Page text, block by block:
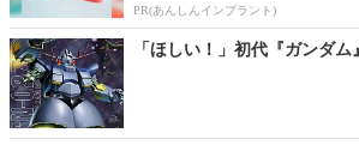
PR(あんしんインプラント)
「ほしい！」初代『ガンダ